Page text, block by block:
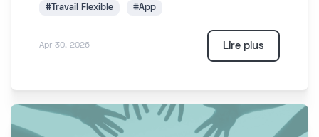
#Travail Flexible #App
Apr 30, 2026 Lire plus